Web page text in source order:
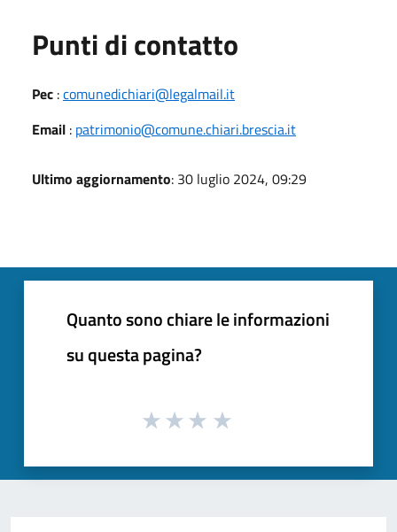
Punti di contatto
Pec :comunedichiari@legalmail.it
Email : patrimonio@comune.chiari.brescia.it
Ultimo aggiornamento: 30 luglio 2024, 09:29
Quanto sono chiare le informazioni
su questa pagina?